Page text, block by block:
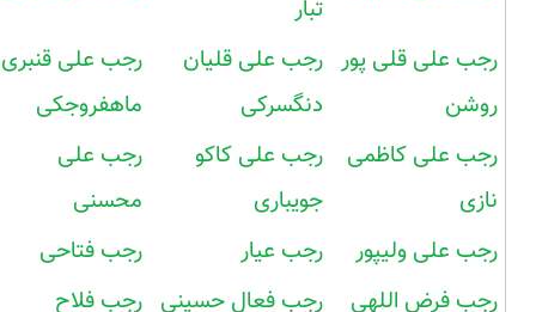
تبار
رجب علی قلی پور
روشن
رجب علی قلیان
دنگسرکی
رجب علی قنبری
ماهفروجکی
رجب علی کاظمی
نازی
رجب علی کاکو
جویباری
رجب علی
محسنی
رجب علی ولیپور
رجب عیار
رجب فتاحی
رجب فرض اللهی
رجب فعال حسینی رجب فلاح